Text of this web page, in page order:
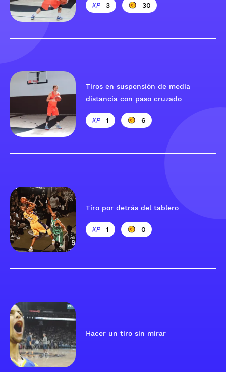
3 30
Tiros en suspensión de media
distancia con paso cruzado
1 6
Tiro por detrás del tablero
1 0
Hacer un tiro sin mirar